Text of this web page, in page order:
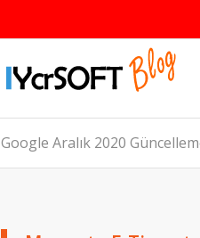
Google Aralık 2020